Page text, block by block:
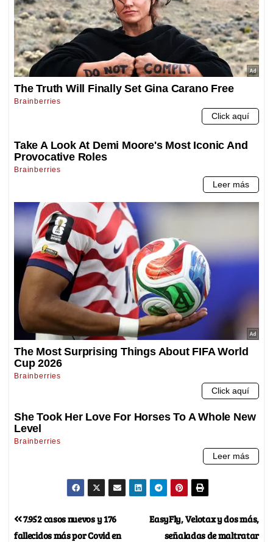
EasyFly, Velotax y dos más,
señaladas de maltratar
7.952 casos nuevos y 176
fallecidos más por Covid en